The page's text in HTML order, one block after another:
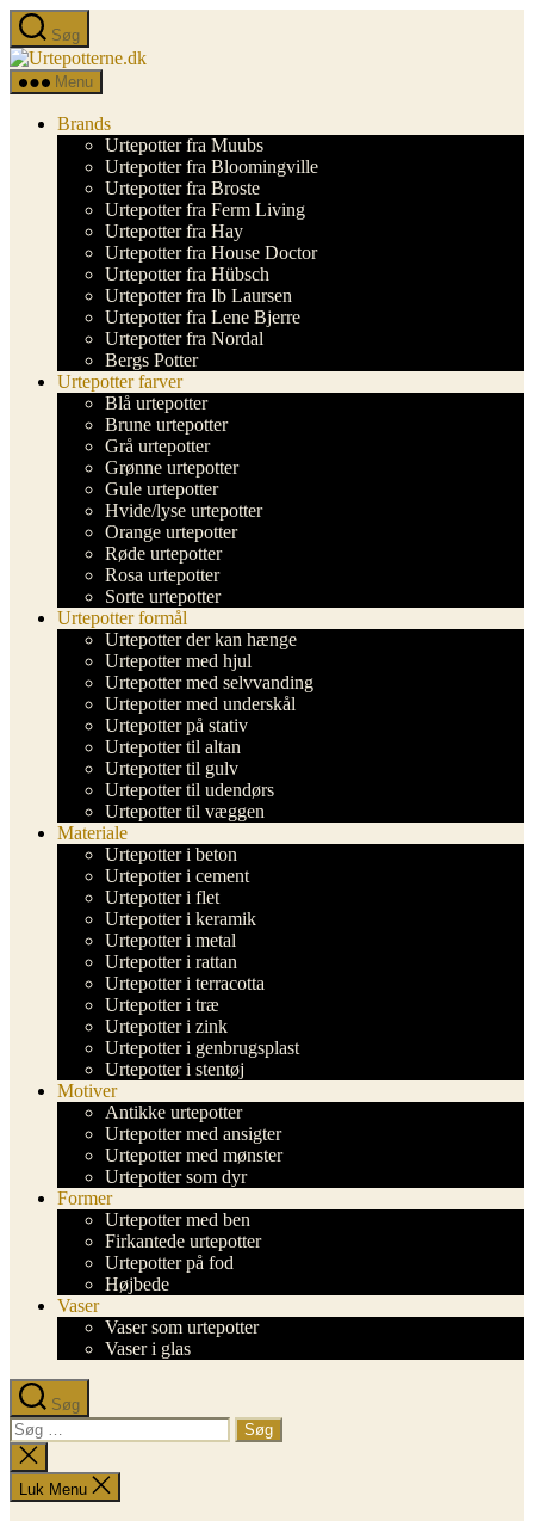
Spring
til
indholdet
Søg
Urtepotterne.dk
Menu
Brands
Urtepotter fra Muubs
Urtepotter fra Bloomingville
Urtepotter fra Broste
Urtepotter fra Ferm Living
Urtepotter fra Hay
Urtepotter fra House Doctor
Urtepotter fra Hübsch
Urtepotter fra Ib Laursen
Urtepotter fra Lene Bjerre
Urtepotter fra Nordal
Bergs Potter
Urtepotter farver
Blå urtepotter
Brune urtepotter
Grå urtepotter
Grønne urtepotter
Gule urtepotter
Hvide/lyse urtepotter
Orange urtepotter
Røde urtepotter
Rosa urtepotter
Sorte urtepotter
Urtepotter formål
Urtepotter der kan hænge
Urtepotter med hjul
Urtepotter med selvvanding
Urtepotter med underskål
Urtepotter på stativ
Urtepotter til altan
Urtepotter til gulv
Urtepotter til udendørs
Urtepotter til væggen
Materiale
Urtepotter i beton
Urtepotter i cement
Urtepotter i flet
Urtepotter i keramik
Urtepotter i metal
Urtepotter i rattan
Urtepotter i terracotta
Urtepotter i træ
Urtepotter i zink
Urtepotter i genbrugsplast
Urtepotter i stentøj
Motiver
Antikke urtepotter
Urtepotter med ansigter
Urtepotter med mønster
Urtepotter som dyr
Former
Urtepotter med ben
Firkantede urtepotter
Urtepotter på fod
Højbede
Vaser
Vaser som urtepotter
Vaser i glas
Søg
Søg
efter:
Luk
søgning
Luk Menu